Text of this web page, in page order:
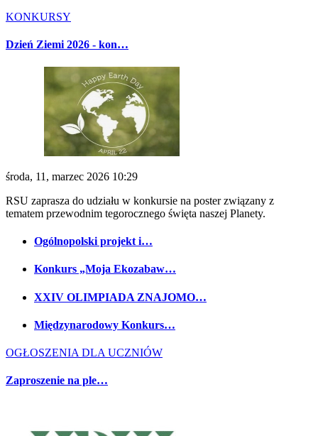
KONKURSY
Dzień Ziemi 2026 - kon…
środa, 11, marzec 2026 10:29
RSU zaprasza do udziału w konkursie na poster związany z
tematem przewodnim tegorocznego święta naszej Planety.
Ogólnopolski projekt i…
Konkurs „Moja Ekozabaw…
XXIV OLIMPIADA ZNAJOMO…
Międzynarodowy Konkurs…
OGŁOSZENIA DLA UCZNIÓW
Zaproszenie na ple…